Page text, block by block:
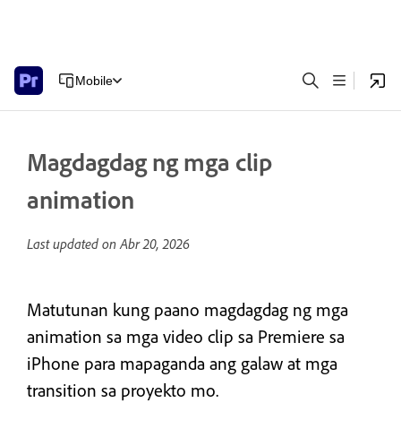
Mobile
Magdagdag ng mga clip
animation
Last updated onAbr 20, 2026
Matutunan kung paano magdagdag ng mga
animation sa mga video clip sa Premiere sa
iPhone para mapaganda ang galaw at mga
transition sa proyekto mo.